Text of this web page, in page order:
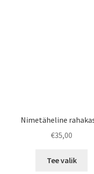
Nimetäheline
€35,00
Tee valik